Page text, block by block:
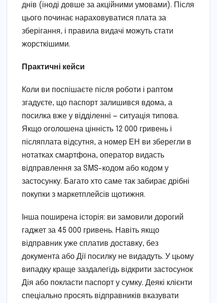
днів (іноді довше за акційними умовами). Після
цього починає нараховуватися плата за
зберігання, і правила видачі можуть стати
жорсткішими.
Практичні кейси
Коли ви поспішаєте після роботи і раптом
згадуєте, що паспорт залишився вдома, а
посилка вже у відділенні — ситуація типова.
Якщо оголошена цінність 12 000 гривень і
післяплата відсутня, а номер ЕН ви зберегли в
нотатках смартфона, оператор видасть
відправлення за SMS-кодом або кодом у
застосунку. Багато хто саме так забирає дрібні
покупки з маркетплейсів щотижня.
Інша поширена історія: ви замовили дорогий
гаджет за 45 000 гривень. Навіть якщо
відправник уже сплатив доставку, без
документа або Дії посилку не видадуть. У цьому
випадку краще заздалегідь відкрити застосунок
Дія або покласти паспорт у сумку. Деякі клієнти
спеціально просять відправників вказувати